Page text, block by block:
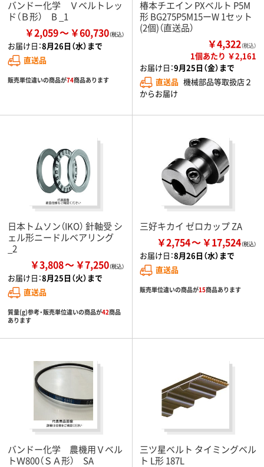
バンドー化学 Ｖベルトレッ
ド（Ｂ形） B _1
￥2,059 ￥60,730
お届け日：8月26日（水）まで
直送品
販売単位違いの商品が74商品あります
椿本チエイン PXベルト P5M
形 BG275P5M15ーW 1セット
(2個)（直送品）
￥4,322（税込）
1個あたり ￥2,161
お届け日：9月25日（金）まで
直送品 機械部品等取扱店２
からお届け
日本トムソン（IKO） 針軸受 シ
ェル形ニードルベアリング
_2
￥3,808 ￥7,250
お届け日：8月25日（火）まで
直送品
質量(g)参考・販売単位違いの商品が42商品
あります
三好キカイ ゼロカップ ZA
￥2,754 ￥17,524
お届け日：8月26日（水）まで
直送品
販売単位違いの商品が15商品あります
バンドー化学 農機用Ｖベル
トＷ800（ＳＡ形） SA
三ツ星ベルト タイミングベル
ト L形 187L